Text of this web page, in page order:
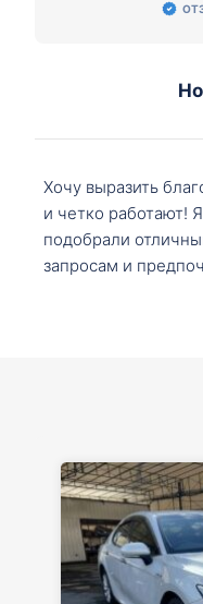
Хочу выразить
и четко работают!
подобрали
запросам и